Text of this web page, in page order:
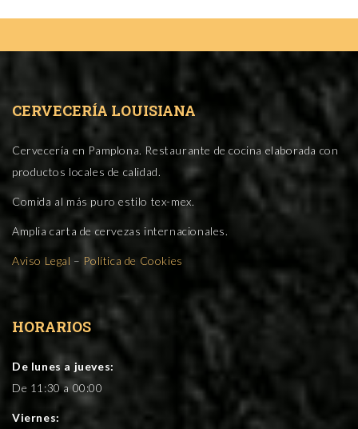
CERVECERÍA LOUISIANA
Cervecería en Pamplona. Restaurante de cocina elaborada con
productos locales de calidad.
Comida al más puro estilo tex-mex.
Amplia carta de cervezas internacionales.
Aviso Legal – Política de Cookies
HORARIOS
De lunes a jueves:
De 11:30 a 00:00
Viernes: